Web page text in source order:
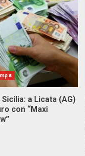
a Licata (AG)
con “Maxi